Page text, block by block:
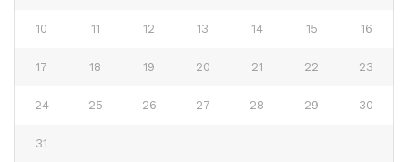
10 11 12 13 14 15 16
17 18 19 20 21 22 23
24 25 26 27 28 29 30
31